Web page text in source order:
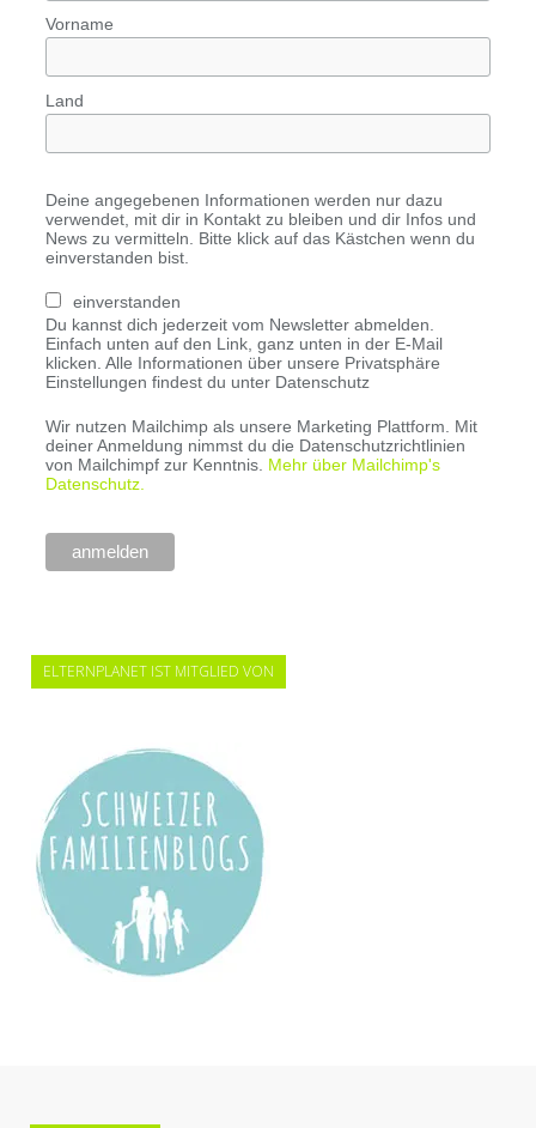
Vorname
Land
Deine angegebenen Informationen werden nur dazu
verwendet, mit dir in Kontakt zu bleiben und dir Infos und
News zu vermitteln. Bitte klick auf das Kästchen wenn du
einverstanden bist.
einverstanden
Du kannst dich jederzeit vom Newsletter abmelden.
Einfach unten auf den Link, ganz unten in der E-Mail
klicken. Alle Informationen über unsere Privatsphäre
Einstellungen findest du unter Datenschutz
Wir nutzen Mailchimp als unsere Marketing Plattform. Mit
deiner Anmeldung nimmst du die Datenschutzrichtlinien
von Mailchimpf zur Kenntnis. Mehr über Mailchimp's
Datenschutz.
ELTERNPLANET IST MITGLIED VON